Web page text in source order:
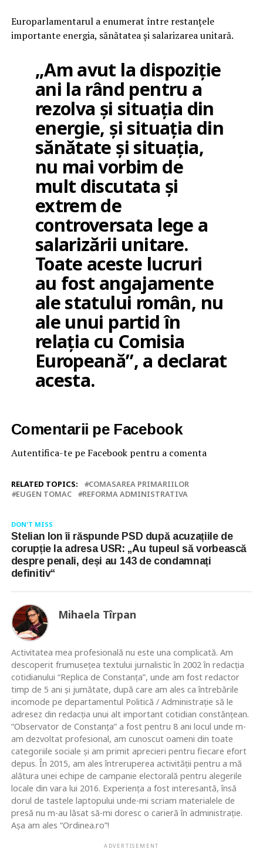
Europarlamentarul a enumerat între restanțele
importante energia, sănătatea și salarizarea unitară.
„Am avut la dispoziție
ani la rând pentru a
rezolva și situația din
energie, și situația din
sănătate și situația,
nu mai vorbim de
mult discutata și
extrem de
controversata lege a
salarizării unitare.
Toate aceste lucruri
au fost angajamente
ale statului român, nu
ale unui partid în
relația cu Comisia
Europeană”, a declarat
acesta.
Comentarii pe Facebook
Autentifica-te pe Facebook pentru a comenta
RELATED TOPICS:
COMASAREA PRIMARIILOR
EUGEN TOMAC
REFORMA ADMINISTRATIVA
DON'T MISS
Stelian Ion îi răspunde PSD după acuzațiile de
corupție la adresa USR: „Au tupeul să vorbească
despre penali, deși au 143 de condamnați
definitiv“
Mihaela Tîrpan
Activitatea mea profesională nu este una complicată. Am
descoperit frumusețea textului jurnalistic în 2002 în redacția
cotidianului “Replica de Constanța”, unde am fost redactor
timp de 5 ani și jumătate, după care am ales ca întrebările
incomode pe departamentul Politică / Administrație să le
adresez din redacția unui alt important cotidian constănțean.
“Observator de Constanța” a fost pentru 8 ani locul unde m-
am dezvoltat profesional, am cunoscut oameni din toate
categoriile sociale și am primit aprecieri pentru fiecare efort
depus. În 2015, am ales întreruperea activității pentru a mă
alătura unei echipe de campanie electorală pentru alegerile
locale din vara lui 2016. Experiența a fost interesantă, însă
dorul de tastele laptopului unde-mi scriam materialele de
presă nu m-au lăsat să-mi doresc o carieră în administrație.
Așa am ales “Ordinea.ro”!
ADVERTISEMENT